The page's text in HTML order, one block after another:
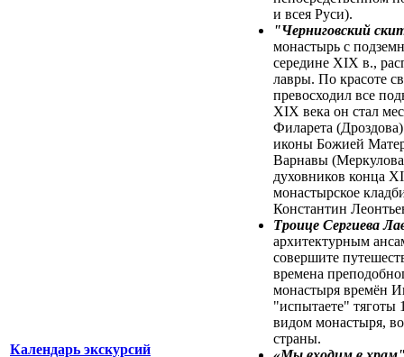
Календарь экскурсий
и всея Руси).
"Черниговский
монастырь с
середине XIX в.,
лавры. По красоте
превосходил все
XIX века он стал
Филарета
иконы Божией
Варнавы
духовников конца
монастырское
Константин
Троице Сергиева
архитектурным
совершите
времена
монастыря времён
"испытаете"
видом монастыря,
страны.